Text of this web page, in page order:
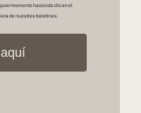
momento haciendo clic en el
de nuestros boletines.